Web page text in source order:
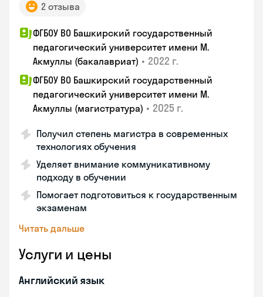
2 отзыва
ФГБОУ ВО Башкирский государственный
педагогический университет имени М.
Акмуллы (бакалавриат) • 2022 г.
ФГБОУ ВО Башкирский государственный
педагогический университет имени М.
Акмуллы (магистратура) • 2025 г.
Получил степень магистра в современных
технологиях обучения
Уделяет внимание коммуникативному
подходу в обучении
Помогает подготовиться к государственным
экзаменам
Читать дальше
Услуги и цены
Английский язык